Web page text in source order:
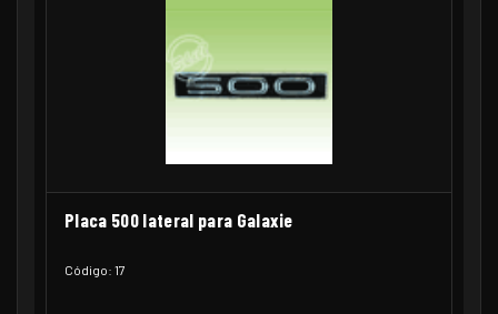
Placa 500 lateral para Galaxie
Código: 17